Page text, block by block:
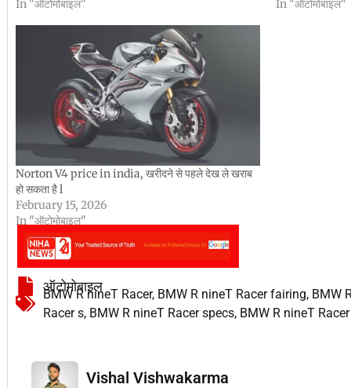
In "ऑटोमोबाइल" In "ऑटोमोबाइल"
Norton V4 price in india, खरीदने से पहले देख ले खराब
हो सकता है l
February 15, 2026
In "ऑटोमोबाइल"
ऑटोमोबाइल
BMW R nineT Racer, BMW R nineT Racer fairing, BMW
Racer s, BMW R nineT Racer specs, BMW R nineT
Vishal Vishwakarma